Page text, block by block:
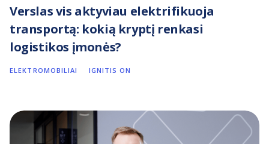
Verslas vis aktyviau elektrifikuoja
transportą: kokią kryptį renkasi
logistikos įmonės?
ELEKTROMOBILIAI IGNITIS ON